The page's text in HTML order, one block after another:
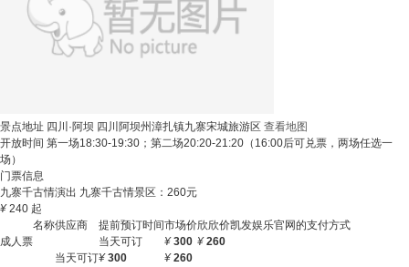
景点地址 四川·阿坝 四川阿坝州漳扎镇九寨宋城旅游区 查看地图
开放时间 第一场18:30-19:30；第二场20:20-21:20（16:00后可兑票，两场任选一
场）
门票信息
九寨千古情演出 九寨千古情景区：260元
¥ 240 起
名称供应商 提前预订时间市场价欣欣价凯发娱乐官网的支付方式
成人票
当天可订 ¥ 300 ¥ 260
当天可订¥ 300 ¥ 260